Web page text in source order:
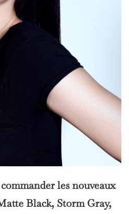
les nouveaux
Black, Storm Gray,